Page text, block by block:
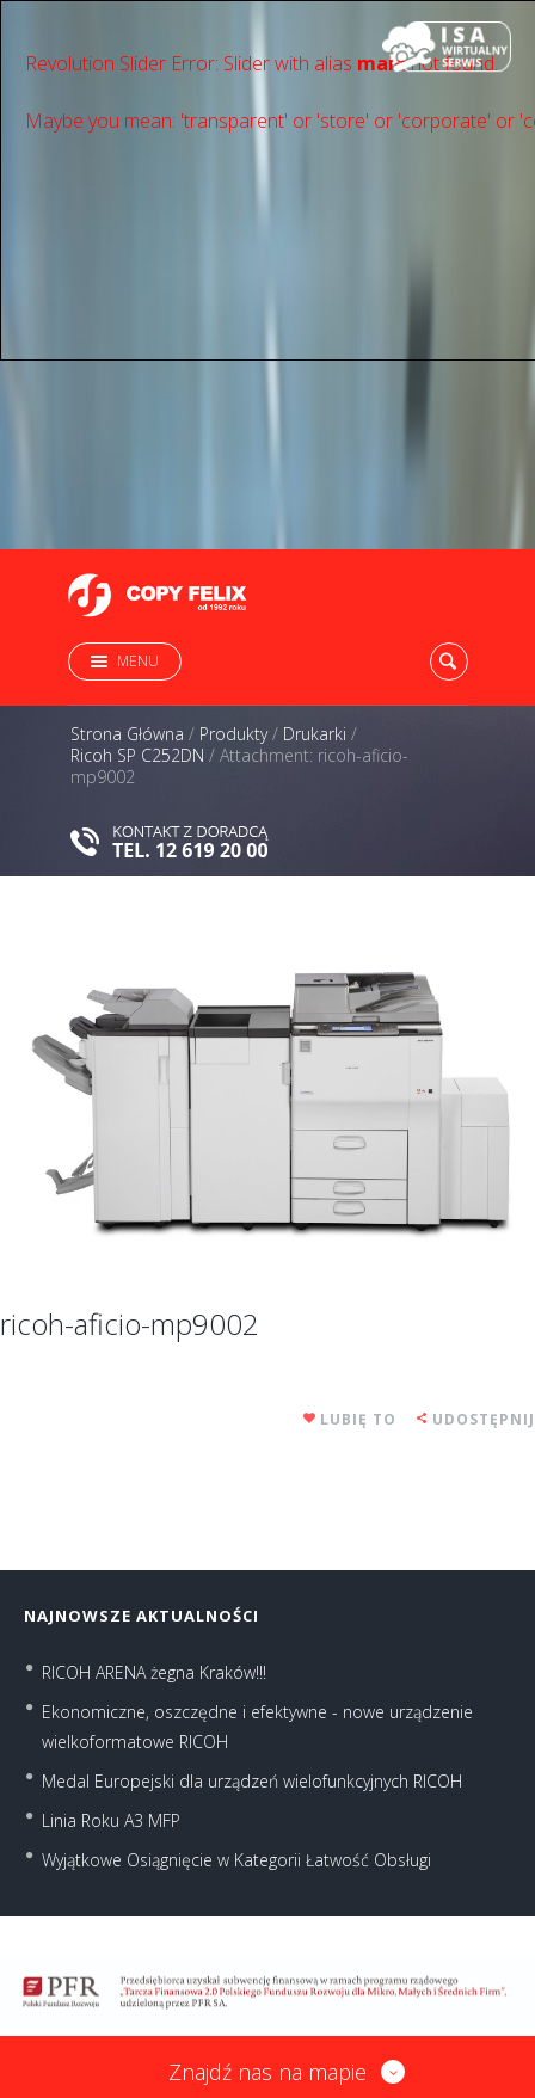
Revolution Slider Error: Slider with alias mainnot found.
Maybe you mean: 'transparent' or 'store' or 'сorporate' or
MENU
Strona Główna / Produkty/ Drukarki /
Ricoh SP C252DN / Attachment: ricoh-aficio-
mp9002
ricoh-aficio-mp9002
LUBIĘ TO UDOSTĘPNIJ
NAJNOWSZE AKTUALNOŚCI
RICOH ARENA żegna Kraków!!!
Ekonomiczne, oszczędne i efektywne - nowe urządzenie
wielkoformatowe RICOH
Medal Europejski dla urządzeń wielofunkcyjnych RICOH
Linia Roku A3 MFP
Wyjątkowe Osiągnięcie w Kategorii Łatwość Obsługi
Znajdź nas na mapie